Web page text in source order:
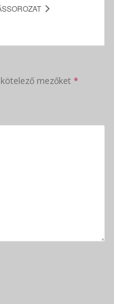
mezőket *